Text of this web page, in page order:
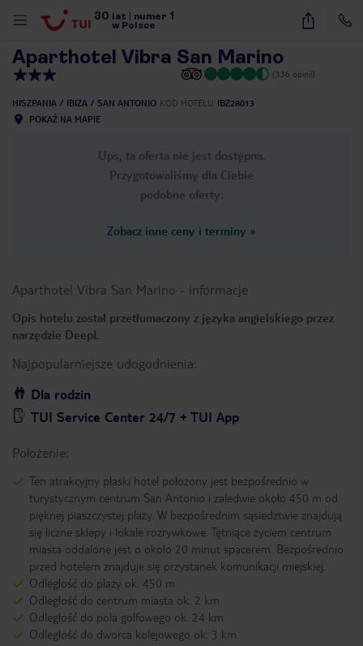
30 lat numer 1
w Polsce
8
Aparthotel Vibra San Marino
(336 opinii)
HISZPANIA IBIZA SAN ANTONIO KOD HOTELU IBZ28013
POKAŻ NA MAPIE
Ups, ta oferta nie jest dostępna.
Przygotowaliśmy dla Ciebie
podobne oferty:
Zobacz inne ceny i terminy »
Aparthotel Vibra San Marino - informacje
Opis hotelu został przetłumaczony z języka angielskiego przez
narzędzie DeepL
Najpopularniejsze udogodnienia:
Dla rodzin
TUI Service Center 24/7 + TUI App
Położenie:
Ten atrakcyjny płaski hotel położony jest bezpośrednio w
turystycznym centrum San Antonio i zaledwie około 450 m od
pięknej piaszczystej plaży. W bezpośrednim sąsiedztwie znajdują
się liczne sklepy i lokale rozrywkowe. Tętniące życiem centrum
miasta oddalone jest o około 20 minut spacerem. Bezpośrednio
przed hotelem znajduje się przystanek komunikacji miejskiej.
Odległość do plaży ok. 450 m
Odległość do centrum miasta ok. 2 km
Odległość do pola golfowego ok. 24 km
Odległość do dworca kolejowego ok. 3 km.